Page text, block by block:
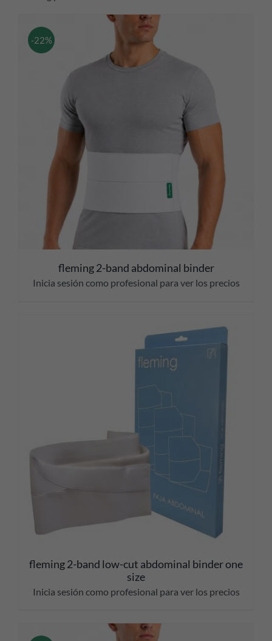
-22%
fleming 2-band abdominal binder
Inicia sesión como profesional para ver los precios
fleming 2-band low-cut abdominal binder one
size
Inicia sesión como profesional para ver los precios